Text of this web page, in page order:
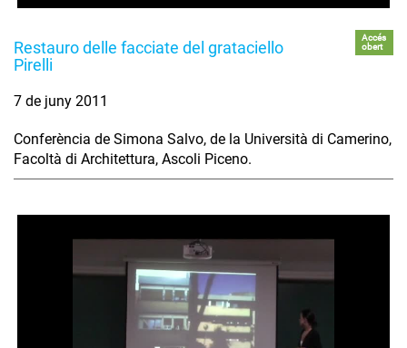
Restauro delle facciate del grataciello
Pirelli
Accés
obert
7 de juny 2011
Conferència de Simona Salvo, de la Università di Camerino,
Facoltà di Architettura, Ascoli Piceno.